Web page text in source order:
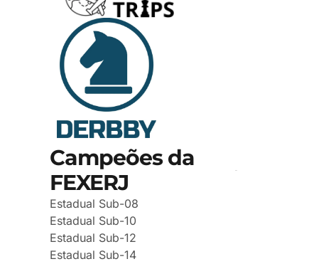
Campeões da
FEXERJ
Estadual Sub-08
Estadual Sub-10
Estadual Sub-12
Estadual Sub-14